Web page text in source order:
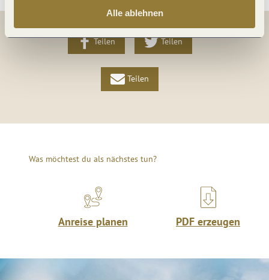
Alle ablehnen
Teilen Teilen
Teilen
Was möchtest du als nächstes tun?
Anreise planen PDF erzeugen